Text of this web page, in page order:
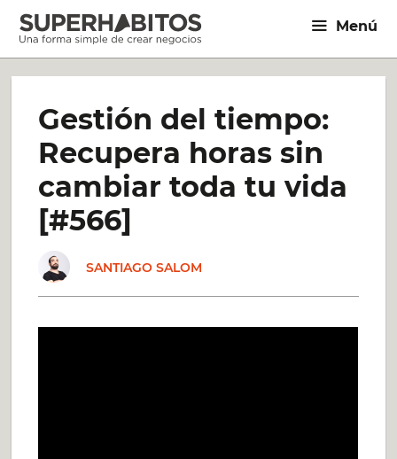
Saltar
contenido
Menú
Gestión del tiempo:
Recupera horas sin
cambiar toda tu vida
[#566]
SANTIAGO SALOM